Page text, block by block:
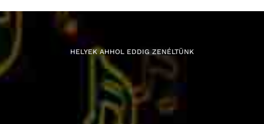
HELYEK AHHOL EDDIG ZENÉLTÜNK